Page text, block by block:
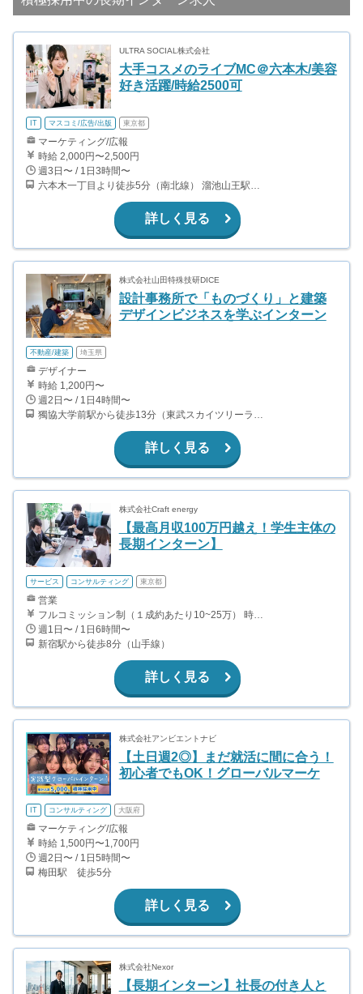
ULTRA SOCIAL株式会社
大手コスメのライブMC＠六本木/美容
好き活躍/時給2500可
IT マスコミ/広告/出版 東京都
マーケティング/広報
時給 2,000円〜2,500円
週3日〜 / 1日3時間〜
六本木一丁目より徒歩5分（南北線） 溜池山王駅より徒歩10分（銀座線） 六本木駅より徒歩12分（日比谷線）
詳しく見る
株式会社山田特殊技研DICE
設計事務所で「ものづくり」と建築
デザインビジネスを学ぶインターン
不動産/建築 埼玉県
デザイナー
時給 1,200円〜
週2日〜 / 1日4時間〜
獨協大学前駅から徒歩13分（東武スカイツリーライン、東武伊勢崎線、東武日光線、鬼怒川線）
詳しく見る
株式会社Craft energy
【最高月収100万円越え！学生主体の
長期インターン】
サービス コンサルティング 東京都
営業
フルコミッション制（１成約あたり10~25万） 時給換算で（2000円〜2500円）程度が目安となります。 月100万を稼ぐ学生多数在籍しています。 ■収入例 〇入社1か月目（早稲田大学2年生） 役職：アポインター 月間1契約×10万円＝10万円 ＋交通費 〇入社3か月目（明治大学2年生） 役職：アポインター 月間2契約×13万円＝26万円 ＋交通費 〇入社6か月目（慶應義塾大学3年生） 役職：アポインター 月間5契約×15万円＝75万円 ＋交通費 〇入社15か月目（東京大学3年生） 役職：クローザー 月間3契約×25万=75万円 ＋交通費 交通費支給あり
週1日〜 / 1日6時間〜
新宿駅から徒歩8分（山手線）
詳しく見る
株式会社アンビエントナビ
【土日週2◎】まだ就活に間に合う！
初心者でもOK！グローバルマーケ
IT コンサルティング 大阪府
マーケティング/広報
時給 1,500円〜1,700円
週2日〜 / 1日5時間〜
梅田駅 徒歩5分
詳しく見る
株式会社Nexor
【長期インターン】社長の付き人と